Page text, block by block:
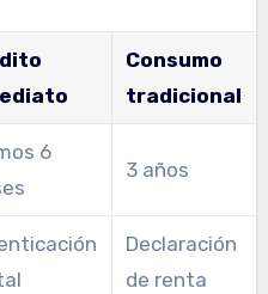
Consumo
tradicional
6
3 años
Declaración
de renta